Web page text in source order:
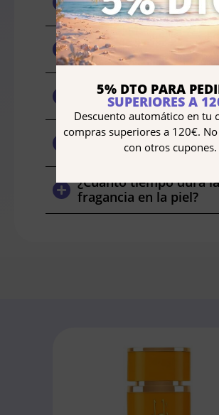
Tous?
¿Es este perfume
para el uso diario?
¿Cómo debo aplicar el
para obtener mejores
resultados?
¿Este perfume es apto
personas con piel
¿Cuánto tiempo dura la
fragancia en la piel?
5% DTO PARA
SUPERIORES A
Descuento automático en tu
compras superiores a 120€.
con otros cupones.